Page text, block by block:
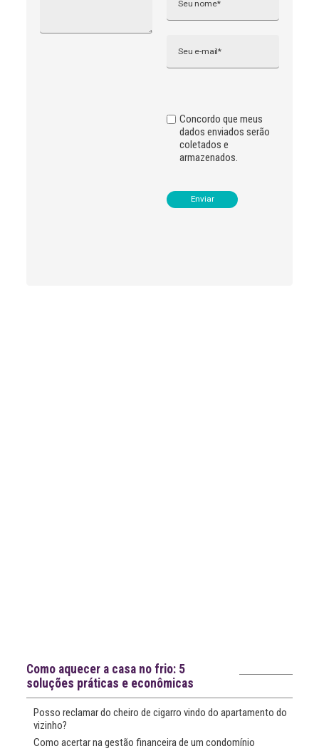
Concordo que meus
dados enviados serão
coletados e
armazenados.
n
Notícias recentes
Como aquecer a casa no frio: 5
soluções práticas e econômicas
Posso reclamar do cheiro de cigarro vindo do apartamento do
vizinho?
Como acertar na gestão financeira de um condomínio